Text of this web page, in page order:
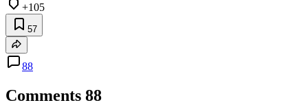
+105
57
88
Comments 88